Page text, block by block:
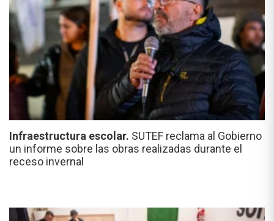
Infraestructura escolar. SUTEF reclama al Gobierno
un informe sobre las obras realizadas durante el
receso invernal